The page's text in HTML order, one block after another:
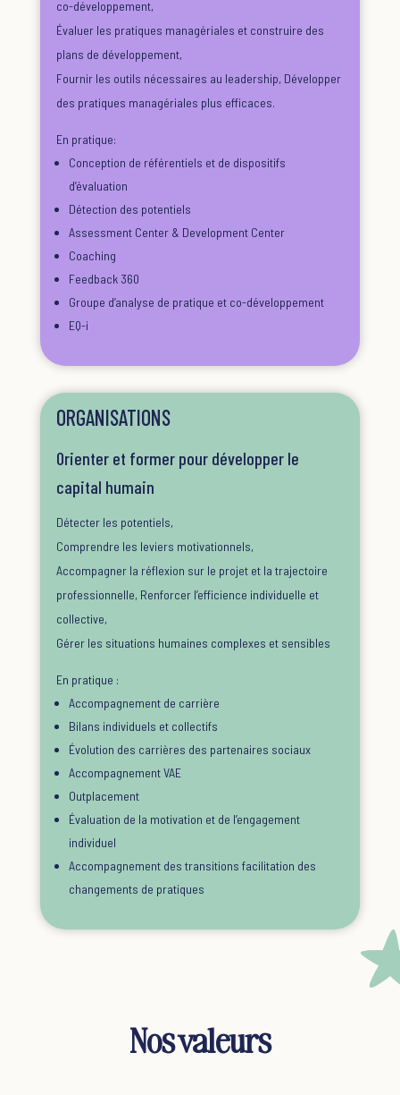
co-développement,
Évaluer les pratiques managériales et construire des
plans de développement,
Fournir les outils nécessaires au leadership, Développer
des pratiques managériales plus efficaces.
En pratique:
Conception de référentiels et de dispositifs
d’évaluation
Détection des potentiels
Assessment Center & Development Center
Coaching
Feedback 360
Groupe d’analyse de pratique et co-développement
EQ-i
ORGANISATIONS
Orienter et former pour développer le
capital humain
Détecter les potentiels,
Comprendre les leviers motivationnels,
Accompagner la réflexion sur le projet et la trajectoire
professionnelle, Renforcer l’efficience individuelle et
collective,
Gérer les situations humaines complexes et sensibles
En pratique :
Accompagnement de carrière
Bilans individuels et collectifs
Évolution des carrières des partenaires sociaux
Accompagnement VAE
Outplacement
Évaluation de la motivation et de l’engagement
individuel
Accompagnement des transitions facilitation des
changements de pratiques
Nos valeurs